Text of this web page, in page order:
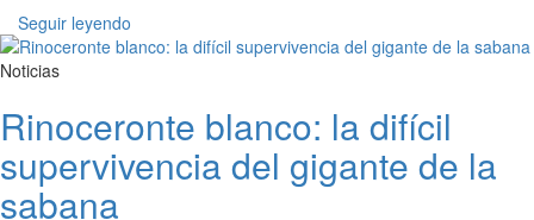
Seguir leyendo
Noticias
Rinoceronte blanco: la difícil
supervivencia del gigante de la
sabana